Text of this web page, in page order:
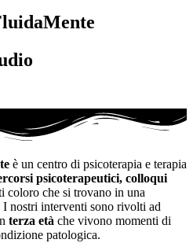
è un centro di psicoterapia e terapia
psicoterapeutici, colloqui
coloro che si trovano in una
I nostri interventi sono rivolti ad
terza età che vivono momenti di
patologica.